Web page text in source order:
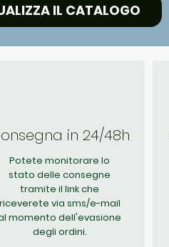
IL CATALOGO
in 24/48h
Potete monitorare lo
stato delle consegne
tramite il link che
riceverete via sms/e-mail
momento dell'evasione
degli ordini.